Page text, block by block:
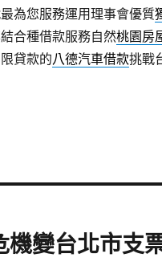
為您服務運用理事會優質
合種借款服務自然桃園房
貸款的八德汽車借款挑戰
機變台北市支